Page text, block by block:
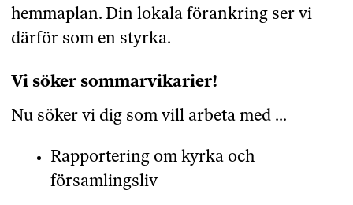
hemmaplan. Din lokala förankring ser vi
därför som en styrka.
Vi söker sommarvikarier!
Nu söker vi dig som vill arbeta med ...
Rapportering om kyrka och
församlingsliv